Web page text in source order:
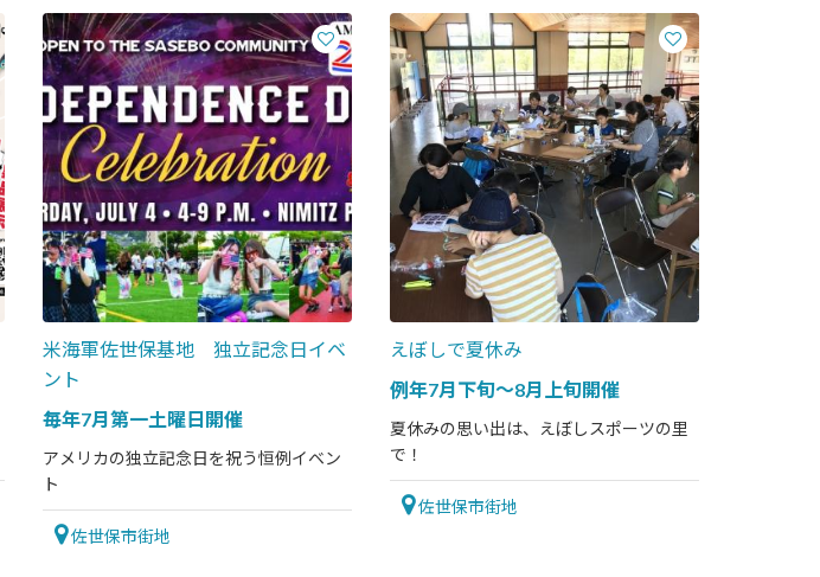
米海軍佐世保基地 独立記念日イベ
ント
毎年7月第一土曜日開催
アメリカの独立記念日を祝う恒例イベン
ト
佐世保市街地
えぼしで夏休み
例年7月下旬～8月上旬開催
夏休みの思い出は、えぼしスポーツの里
で！
佐世保市街地